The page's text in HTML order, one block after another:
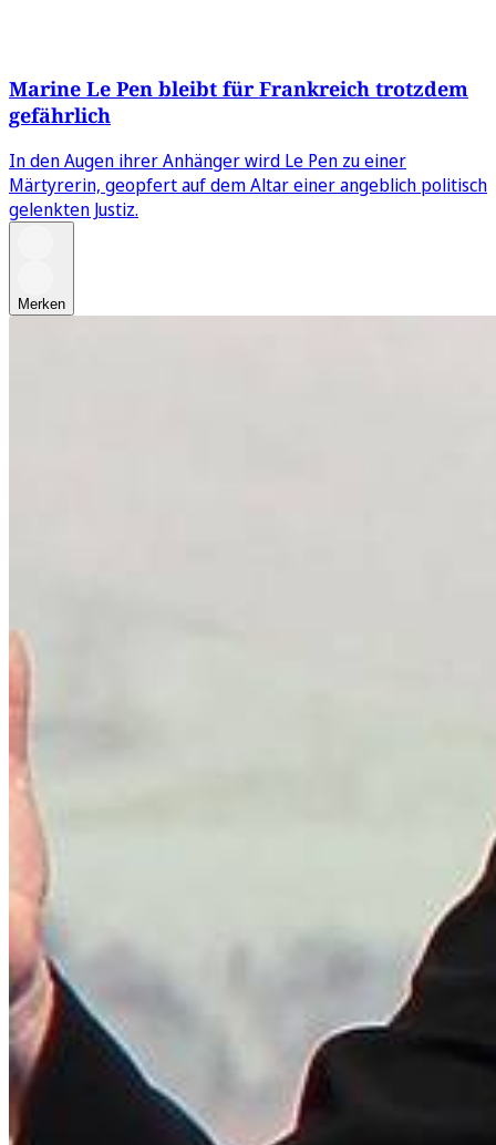
Marine Le Pen bleibt für Frankreich trotzdem
gefährlich
In den Augen ihrer Anhänger wird Le Pen zu einer
Märtyrerin, geopfert auf dem Altar einer angeblich politisch
gelenkten Justiz.
Merken